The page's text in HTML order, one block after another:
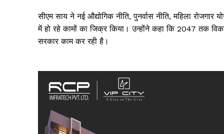
सीएम साय ने नई औद्योगिक नीति,पुनर्वास नीति,महिला रोजगार
में हो रहे कामों का जिक्र किया। उन्होंने कहा कि 2047 तक
सरकार काम कर रही है।